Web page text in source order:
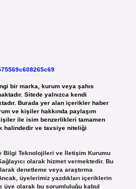
bir marka, kurum veya şahıs
Sitede yalnızca kendi
Burada yer alan içerikler haber
ve kişiler hakkında paylaşım
ile isim benzerlikleri tamamen
halindedir ve tavsiye niteliği
Bilgi Teknolojileri ve İletişim Kurumu
olarak hizmet vermektedir. Bu
denetleme veya araştırma
üyelerimiz yazdıkları içeriklerin
üye olarak bu sorumluluğu kabul